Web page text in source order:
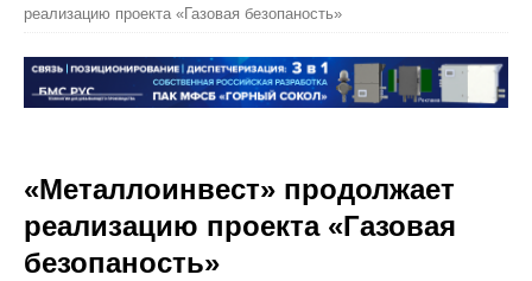
реализацию проекта «Газовая безопаность»
«Металлоинвест» продолжает
реализацию проекта «Газовая
безопаность»